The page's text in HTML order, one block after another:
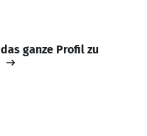
ganze Profil zu